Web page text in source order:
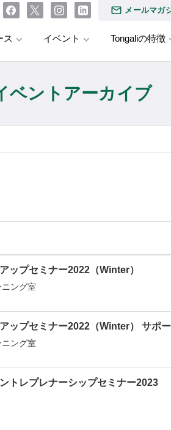
メールマガ
ス イベント Tongaliの特徴
ベントアーカイブ
ップセミナー2022（Winter）
ング室
ップセミナー2022（Winter） サポー
ング室
トレプレナーシップセミナー2023